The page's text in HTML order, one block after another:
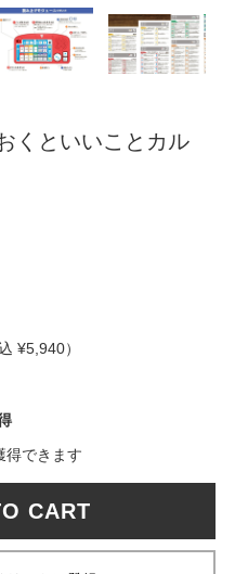
くといいことカル
込 ¥5,940）
得できます
CART